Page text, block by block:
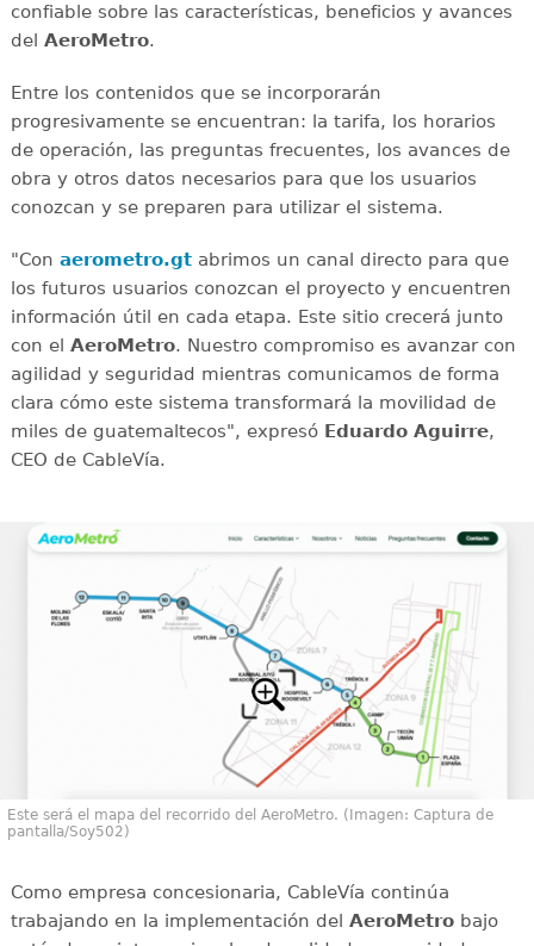
confiable sobre las características, beneficios y avances
del AeroMetro.
Entre los contenidos que se incorporarán
progresivamente se encuentran: la tarifa, los horarios
de operación, las preguntas frecuentes, los avances de
obra y otros datos necesarios para que los usuarios
conozcan y se preparen para utilizar el sistema.
"Con aerometro.gtabrimos un canal directo para que
los futuros usuarios conozcan el proyecto y encuentren
información útil en cada etapa. Este sitio crecerá junto
con el AeroMetro. Nuestro compromiso es avanzar con
agilidad y seguridad mientras comunicamos de forma
clara cómo este sistema transformará la movilidad de
miles de guatemaltecos", expresó Eduardo Aguirre,
CEO de CableVía.
Este será el mapa del recorrido del AeroMetro. (Imagen: Captura de
pantalla/Soy502)
Como empresa concesionaria, CableVía continúa
trabajando en la implementación del AeroMetrobajo